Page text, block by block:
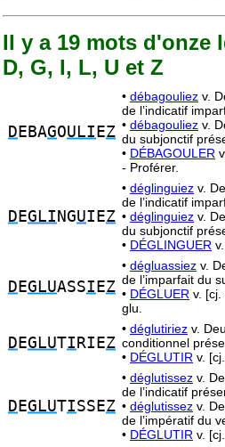
Il y a 19 mots d'onze
D, G, I, L, U et Z
D EBAGOULI EZ
• débagouliez v.
de l’indicatif
• débagouliez v.
du subjonctif
• DÉBAGOULER
- Proférer.
D EGLI NGUIEZ
• déglinguiez v.
de l’indicatif
• déglinguiez v.
du subjonctif
• DÉGLINGUER
D EGLUASSI EZ
• dégluassiez v.
de l’imparfait du
• DÉGLUER v.
glu.
D EGLUTI RIEZ
• déglutiriez v.
conditionnel
• DÉGLUTIR v.
D EGLUTISSEZ
• déglutissez v.
de l’indicatif
• déglutissez v.
de l’impératif du
• DÉGLUTIR v.